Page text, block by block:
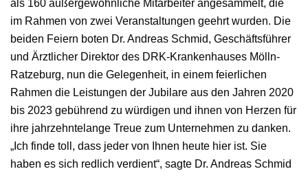
als 160 außergewöhnliche Mitarbeiter angesammelt, die
im Rahmen von zwei Veranstaltungen geehrt wurden. Die
beiden Feiern boten Dr. Andreas Schmid, Geschäftsführer
und Ärztlicher Direktor des DRK-Krankenhauses Mölln-
Ratzeburg, nun die Gelegenheit, in einem feierlichen
Rahmen die Leistungen der Jubilare aus den Jahren 2020
bis 2023 gebührend zu würdigen und ihnen von Herzen für
ihre jahrzehntelange Treue zum Unternehmen zu danken.
„Ich finde toll, dass jeder von Ihnen heute hier ist. Sie
haben es sich redlich verdient“, sagte Dr. Andreas Schmid